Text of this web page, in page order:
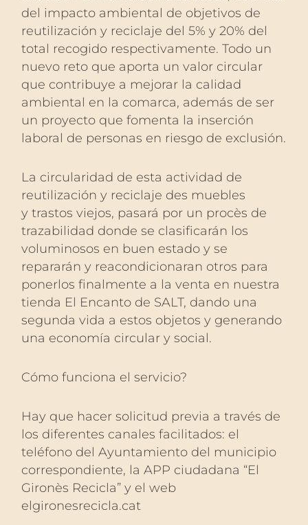
del impacto ambiental de objetivos de
reutilización y reciclaje del 5% y 20% del
total recogido respectivamente. Todo un
nuevo reto que aporta un valor circular
que contribuye a mejorar la calidad
ambiental en la comarca, además de ser
un proyecto que fomenta la inserción
laboral de personas en riesgo de exclusión.
La circularidad de esta actividad de
reutilización y reciclaje des muebles
y trastos viejos, pasará por un procès de
trazabilidad donde se clasificarán los
voluminosos en buen estado y se
repararán y reacondicionaran otros para
ponerlos finalmente a la venta en nuestra
tienda El Encanto de SALT, dando una
segunda vida a estos objetos y generando
una economía circular y social.
Cómo funciona el servicio?
Hay que hacer solicitud previa a través de
los diferentes canales facilitados: el
teléfono del Ayuntamiento del municipio
correspondiente, la APP ciudadana “El
Gironès Recicla” y el web
elgironesrecicla.cat